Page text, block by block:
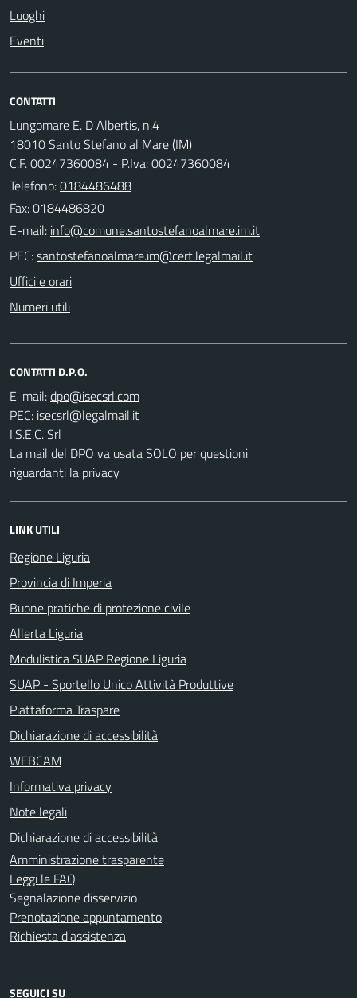
Luoghi
Eventi
CONTATTI
Lungomare E. D Albertis, n.4
18010 Santo Stefano al Mare (IM)
C.F. 00247360084 - P.Iva: 00247360084
Telefono:0184486488
Fax: 0184486820
E-mail:
PEC:
Uffici e orari
Numeri utili
CONTATTI D.P.O.
E-mail:
PEC:
I.S.E.C. Srl
La mail del DPO va usata SOLO per questioni
riguardanti la privacy
LINK UTILI
Regione Liguria
Provincia di Imperia
Buone pratiche di protezione civile
Allerta Liguria
Modulistica SUAP Regione Liguria
SUAP - Sportello Unico Attività Produttive
Piattaforma Traspare
Dichiarazione di accessibilità
WEBCAM
Informativa privacy
Note legali
Dichiarazione di accessibilità
Amministrazione trasparente
Leggi le FAQ
Segnalazione disservizio
Prenotazione appuntamento
Richiesta d'assistenza
SEGUICI SU